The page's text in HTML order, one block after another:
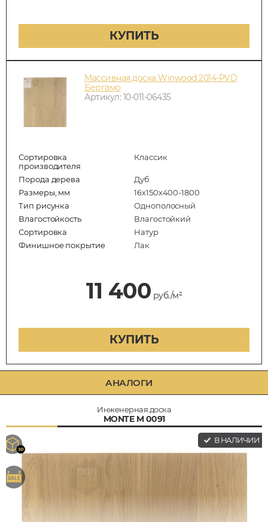
КУПИТЬ
Массивная доска Winwood 2014-PVD
Бергамо
Артикул: 10-011-06435
Сортировка
производителя
Классик
Порода дерева
Дуб
Размеры, мм
16х150х400-1800
Тип рисунка
Однополосный
Влагостойкость
Влагостойкий
Сортировка
Натур
Финишное покрытие
Лак
11 400 руб./м²
КУПИТЬ
АНАЛОГИ
Инженерная доска
MONTE M 0091
В НАЛИЧИИ